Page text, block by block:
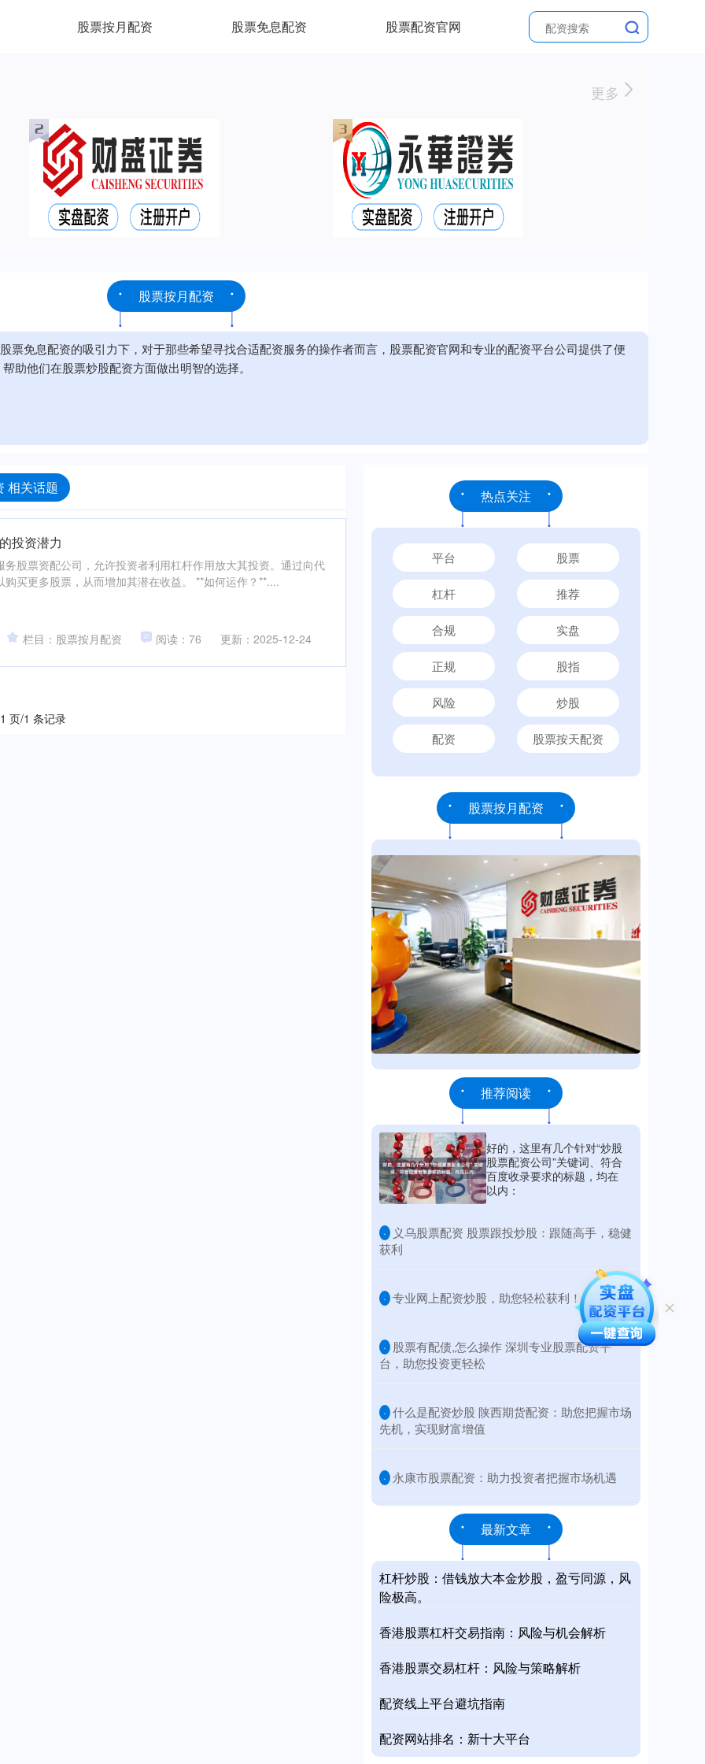
股票按月配资 股票免息配资 股票配资官网
更多
股票按月配资
票免息配资的吸引力下，对于那些希望寻找合适配资服务的操作者而言，股票配资官网和专业的配资平台公司提供了便
助他们在股票炒股配资方面做出明智的选择。
相关话题
投资潜力
股票资配公司，允许投资者利用杠杆作用放大其投资。通过向代
买更多股票，从而增加其潜在收益。 **如何运作？**....
栏目：股票按月配资 阅读：76 更新：2025-12-24
页/1 条记录
热点关注
平台 股票
杠杆 推荐
合规 实盘
正规 股指
风险 炒股
配资 股票按天配资
股票按月配资
推荐阅读
好的，这里有几个针对“炒股
股票配资公司”关键词、符合
百度收录要求的标题，均在
以内：
· ​义乌股票配资 股票跟投炒股：跟随高手，稳健
获利
· ​专业网上配资炒股，助您轻松获利！
· ​股票有配债,怎么操作 深圳专业股票配资平
台，助您投资更轻松
· ​什么是配资炒股 陕西期货配资：助您把握市场
先机，实现财富增值
· ​永康市股票配资：助力投资者把握市场机遇
最新文章
杠杆炒股：借钱放大本金炒股，盈亏同源，风
险极高。
香港股票杠杆交易指南：风险与机会解析
香港股票交易杠杆：风险与策略解析
配资线上平台避坑指南
配资网站排名：新十大平台